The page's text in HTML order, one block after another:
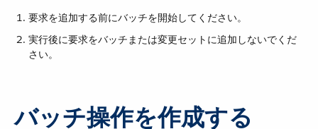
要求を追加する前にバッチを開始してください。
実行後に要求をバッチまたは変更セットに追加しないでくだ
さい。
バッチ操作を作成する